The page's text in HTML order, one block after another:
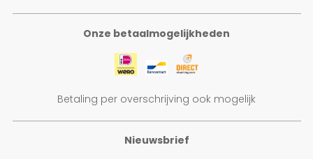
Onze betaalmogelijkheden
Betaling per overschrijving ook mogelijk
Nieuwsbrief